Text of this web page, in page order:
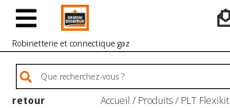
Robinetterie et connectique gaz
retour Accueil / Produits/ PLT Flexikit